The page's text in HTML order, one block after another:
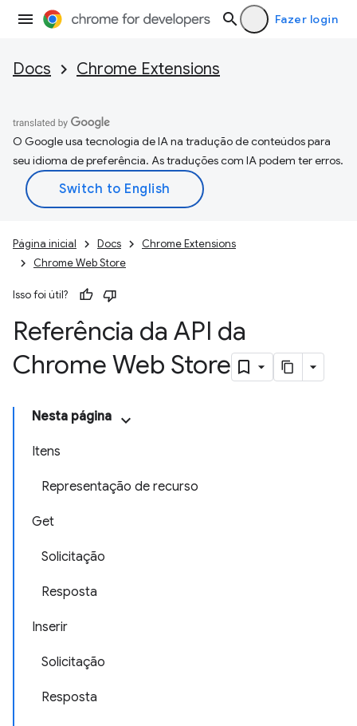
Fazer login
Docs Chrome Extensions
O Google usa tecnologia de IA na tradução de conteúdos para
seu idioma de preferência. As traduções com IA podem ter erros.
Página inicial Docs
Chrome Extensions
Chrome Web Store
Isso foi útil?
Referência da API da
Chrome Web Store
Nesta página
Itens
Representação de recurso
Get
Solicitação
Resposta
Inserir
Solicitação
Resposta